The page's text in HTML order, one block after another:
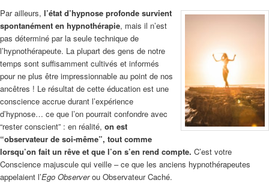
Par ailleurs, l’état d’hypnose profonde survient
spontanément en hypnothérapie, mais il n’est
pas déterminé par la seule technique de
l’hypnothérapeute. La plupart des gens de notre
temps sont suffisamment cultivés et informés
pour ne plus être impressionnable au point de nos
ancêtres ! Le résultat de cette éducation est une
conscience accrue durant l’expérience
d’hypnose… ce que l’on pourrait confondre avec
“rester conscient” : en réalité, on est
“observateur de soi-même”, tout comme
lorsqu’on fait un rêve et que l’on s’en rend compte. C’est votre
Conscience majuscule qui veille – ce que les anciens hypnothérapeutes
appelaient l’Ego Observerou Observateur Caché.